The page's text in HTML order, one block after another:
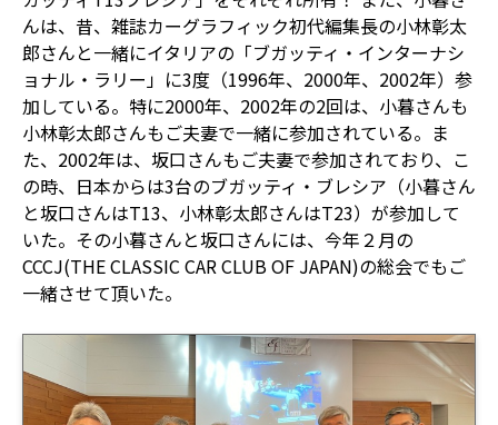
んは、昔、雑誌カーグラフィック初代編集長の小林彰太
郎さんと一緒にイタリアの「ブガッティ・インターナシ
ョナル・ラリー」に3度（1996年、2000年、2002年）参
加している。特に2000年、2002年の2回は、小暮さんも
小林彰太郎さんもご夫妻で一緒に参加されている。ま
た、2002年は、坂口さんもご夫妻で参加されており、こ
の時、日本からは3台のブガッティ・ブレシア（小暮さん
と坂口さんはT13、小林彰太郎さんはT23）が参加して
いた。その小暮さんと坂口さんには、今年２月の
CCCJ(THE CLASSIC CAR CLUB OF JAPAN)の総会でもご
一緒させて頂いた。